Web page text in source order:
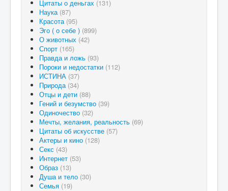
Цитаты о деньгах (131)
Наука (87)
Красота (95)
Эго ( о себе ) (899)
О животных (42)
Спорт (165)
Правда и ложь (93)
Пороки и недостатки (112)
ИСТИНА (37)
Природа (34)
Отцы и дети (88)
Гений и безумство (39)
Одиночество (32)
Мечты, желания, реальность (69)
Цитаты об искусстве (57)
Актеры и кино (128)
Секс (43)
Интернет (53)
Образ (13)
Душа и тело (30)
Семья (19)